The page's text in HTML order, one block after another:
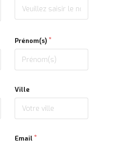
Prénom(s)
Ville
Email